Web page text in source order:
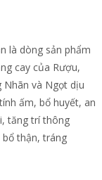
là dòng sản phẩm
cay của Rượu,
và Ngọt dịu
ấm, bổ huyết, an
tăng trí thông
thận, tráng